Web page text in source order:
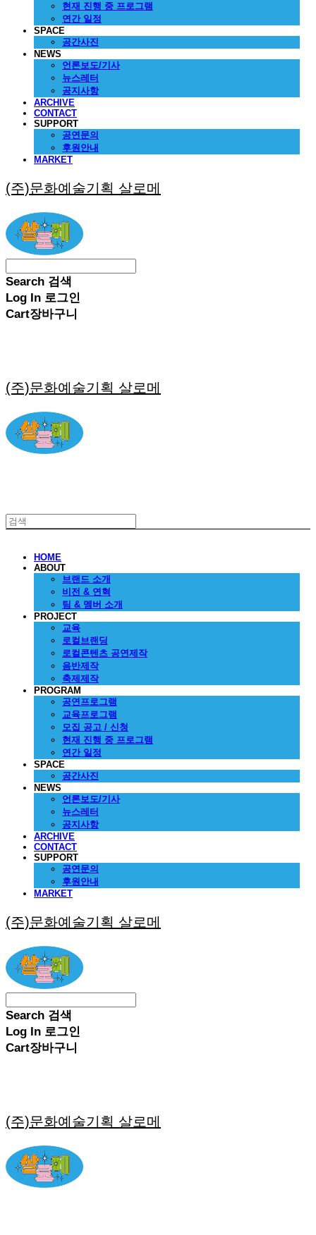
현재 진행 중 프로그램
연간 일정
SPACE
공간사진
NEWS
언론보도/기사
뉴스레터
공지사항
ARCHIVE
CONTACT
SUPPORT
공연문의
후원안내
MARKET
(주)문화예술기획 살로메
Search 검색
Log In 로그인
Cart장바구니
(주)문화예술기획 살로메
HOME
ABOUT
브랜드 소개
비전 & 연혁
팀 & 멤버 소개
PROJECT
교육
로컬브랜딩
로컬콘텐츠 공연제작
음반제작
축제제작
PROGRAM
공연프로그램
교육프로그램
모집 공고 / 신청
현재 진행 중 프로그램
연간 일정
SPACE
공간사진
NEWS
언론보도/기사
뉴스레터
공지사항
ARCHIVE
CONTACT
SUPPORT
공연문의
후원안내
MARKET
(주)문화예술기획 살로메
Search 검색
Log In 로그인
Cart장바구니
(주)문화예술기획 살로메